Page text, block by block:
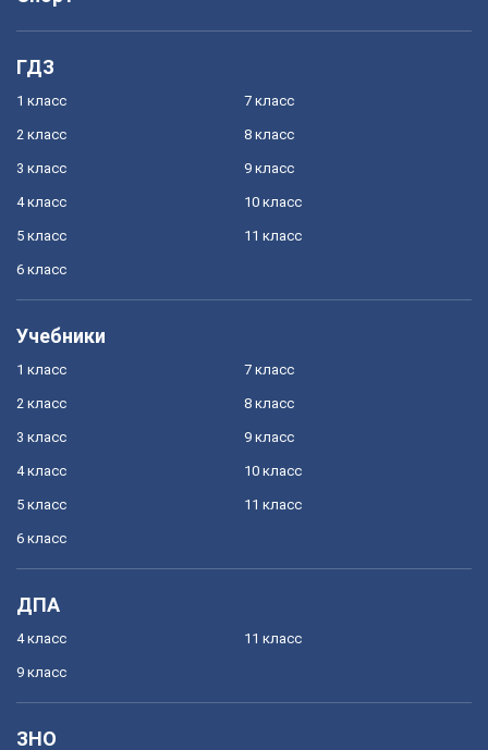
ГДЗ
1 класс
2 класс
3 класс
4 класс
5 класс
6 класс
7 класс
8 класс
9 класс
10 класс
11 класс
Учебники
1 класс
2 класс
3 класс
4 класс
5 класс
6 класс
7 класс
8 класс
9 класс
10 класс
11 класс
ДПА
4 класс
9 класс
11 класс
ЗНО